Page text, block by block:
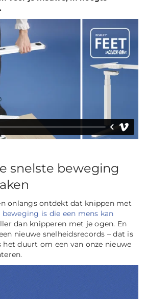
snelste beweging
onlangs ontdekt dat knippen met
beweging is die een mens kan
dan knipperen met je ogen. En
nieuwe snelheidsrecords – dat is
het duurt om een van onze nieuwe